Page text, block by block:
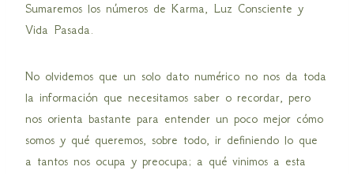
Sumaremos los números de Karma, Luz Consciente y
Vida Pasada.
No olvidemos que un solo dato numérico no nos da toda
la información que necesitamos saber o recordar, pero
nos orienta bastante para entender un poco mejor cómo
somos y qué queremos, sobre todo, ir definiendo lo que
a tantos nos ocupa y preocupa; a qué vinimos a esta